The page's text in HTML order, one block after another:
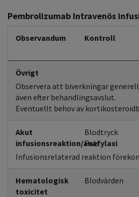
Pembrolizumab Intravenös
Observandum Kontroll
Övrigt
Observera att biverkningar
även efter behandlingsavslut.
Eventuellt behov av
Akut
infusionsreaktion/anafylaxi
Blodtryck
Puls
Infusionsrelaterad reaktion
Hematologisk
toxicitet
Blodvärden